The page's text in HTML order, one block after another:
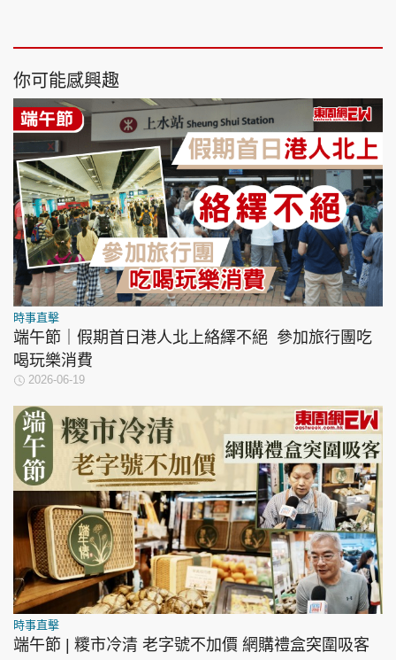
你可能感興趣
時事直擊
端午節｜假期首日港人北上絡繹不絕 參加旅行團吃
喝玩樂消費
2026-06-19
時事直擊
端午節 | 糭市冷清 老字號不加價 網購禮盒突圍吸客